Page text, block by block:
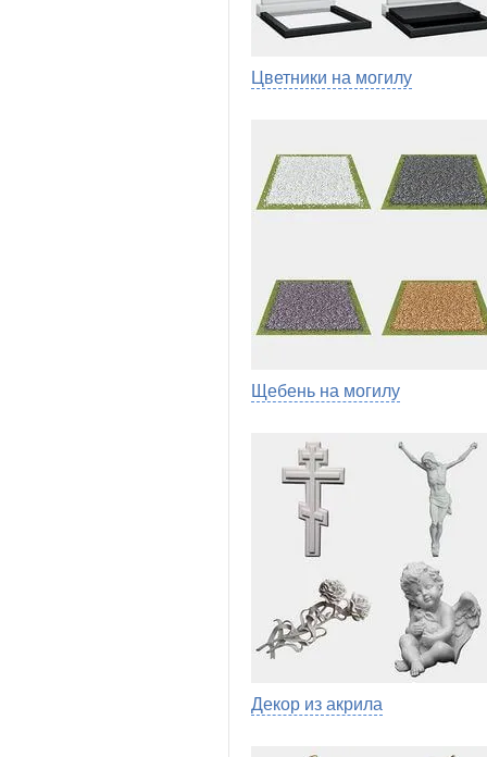
Цветники на могилу
Щебень на могилу
Декор из акрила